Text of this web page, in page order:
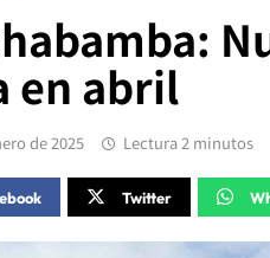
en abril
de 2025 Lectura 2 minutos
Twitter